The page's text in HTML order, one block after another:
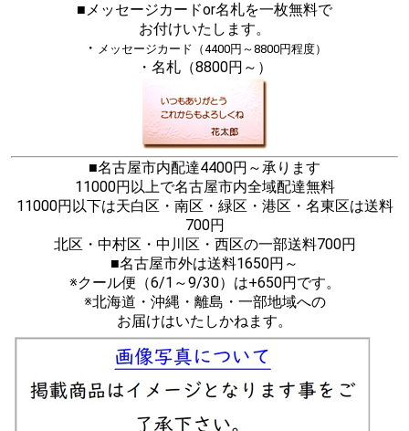
■メッセージカードor名札を一枚無料で
お付けいたします。
・ メッセージカード（4400円～8800円程度）
・名札（8800円～）
■名古屋市内配達4400円～承ります
11000円以上で名古屋市内全域配達無料
11000円以下は天白区・南区・緑区・港区・名東区は送料
700円
北区・中村区・中川区・西区の一部送料700円
■名古屋市外は送料1650円～
※クール便（6/1～9/30）は+650円です。
※北海道・沖縄・離島・一部地域への
お届けはいたしかねます。